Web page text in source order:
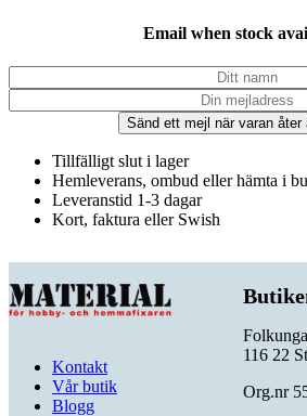
Email when stock
Sänd ett mejl när varan åter
Tillfälligt slut i lager
Hemleverans, ombud eller hämta i
Leveranstid 1-3 dagar
Kort, faktura eller Swish
Kontakt
Vår butik
Blogg
116 22
Org.nr